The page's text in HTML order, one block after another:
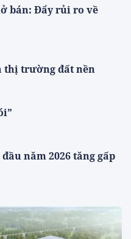
bán: Đẩy rủi ro về
thị trường đất nền
năm 2026 tăng gấp